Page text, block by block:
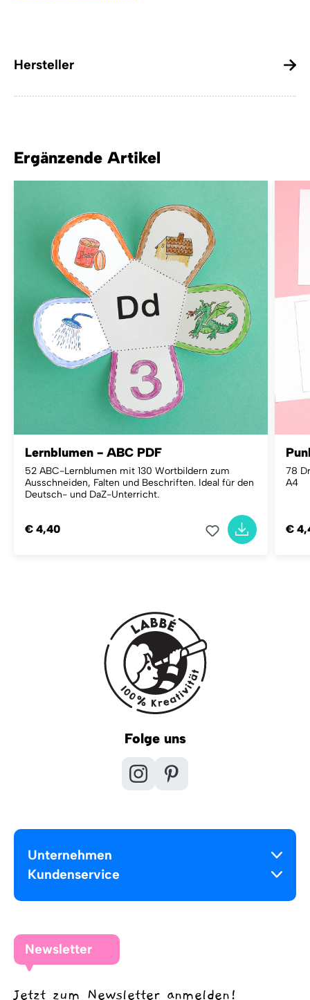
Hersteller
Ergänzende Artikel
Lernblumen - ABC PDF
52 ABC-Lernblumen mit 130 Wortbildern zum
Ausschneiden, Falten und Beschriften. Ideal für den
Deutsch- und DaZ-Unterricht.
€ 4,40
78
A4
€
Folge uns
Unternehmen
Kundenservice
Newsletter
Jetzt zum Newsletter anmelden!